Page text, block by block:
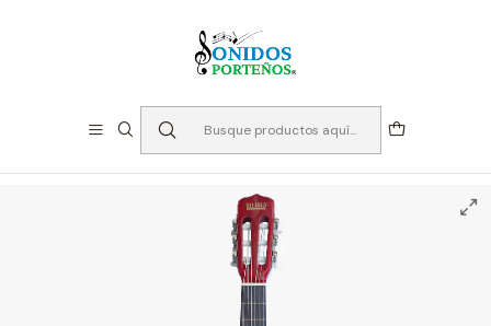
Instrumentos de Cuerda
Guitarra Clásica 1/2 - Bilbao BIL-12-RD con Funda